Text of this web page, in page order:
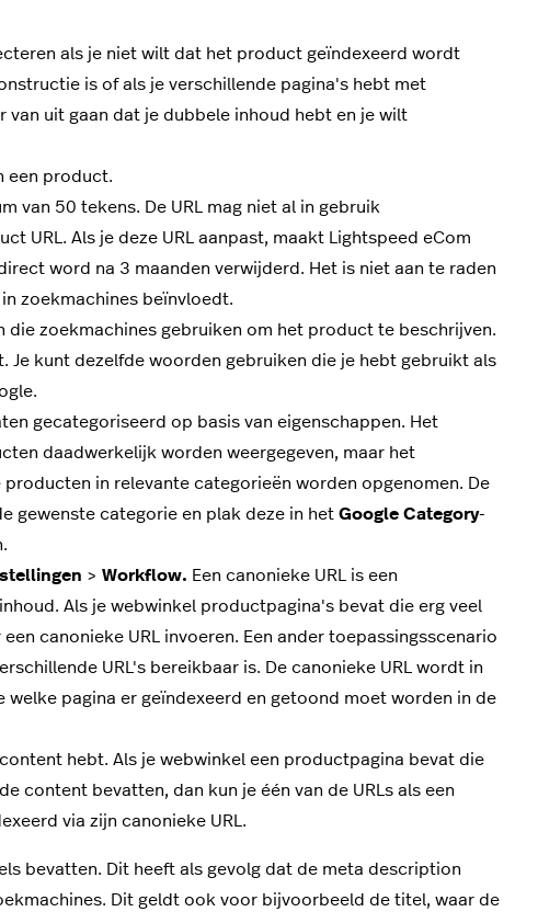
als je niet wilt dat het product geïndexeerd wordt
is of als je verschillende pagina's hebt met
uit gaan dat je dubbele inhoud hebt en je wilt
een product.
van 50 tekens. De URL mag niet al in gebruik
URL. Als je deze URL aanpast, maakt Lightspeed eCom
word na 3 maanden verwijderd . Het is niet aan te raden
zoekmachines beïnvloedt.
zoekmachines gebruiken om het product te beschrijven.
Je kunt dezelfde woorden gebruiken die je hebt gebruikt als
gecategoriseerd op basis van eigenschappen. Het
daadwerkelijk worden weergegeven, maar het
in relevante categorieën worden opgenomen. De
gewenste categorie en plak deze in het Google Category-
> Workflow. Een canonieke URL is een
Als je webwinkel productpagina's bevat die erg veel
canonieke URL invoeren. Een ander toepassingsscenario
URL's bereikbaar is. De canonieke URL wordt in
pagina er geïndexeerd en getoond moet worden in de
hebt. Als je webwinkel een productpagina bevat die
content bevatten, dan kun je één van de URLs als een
via zijn canonieke URL.
bevatten. Dit heeft als gevolg dat de meta description
Dit geldt ook voor bijvoorbeeld de titel, waar de